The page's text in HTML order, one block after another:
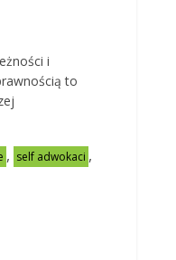
i
to
, self adwokaci ,